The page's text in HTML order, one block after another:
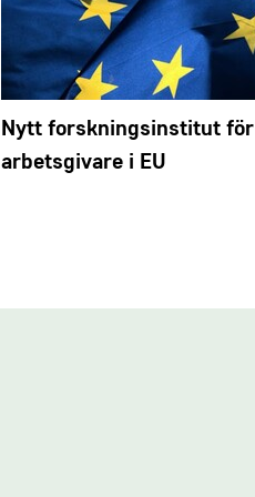
Nytt forskningsinstitut för
arbetsgivare i EU